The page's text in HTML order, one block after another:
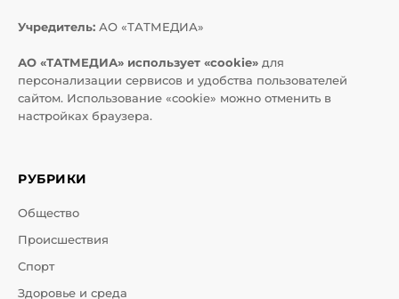
Учредитель: АО «ТАТМЕДИА»
АО «ТАТМЕДИА» использует «cookie» для
персонализации сервисов и удобства пользователей
сайтом. Использование «cookie» можно отменить в
настройках браузера.
РУБРИКИ
Общество
Происшествия
Спорт
Здоровье и среда